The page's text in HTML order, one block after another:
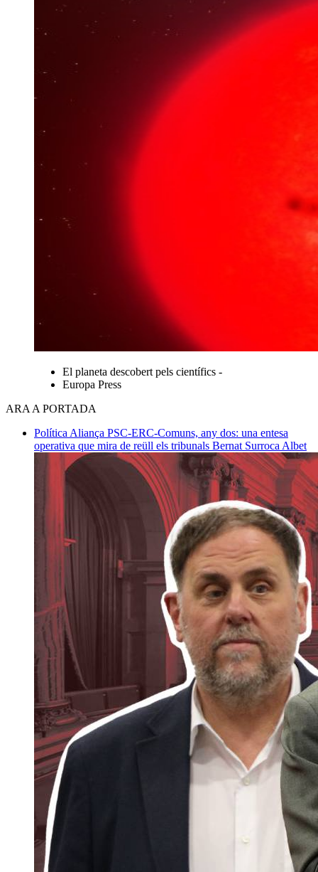
El planeta descobert pels científics -
Europa Press
ARA A PORTADA
Política Aliança PSC-ERC-Comuns, any dos: una entesa
operativa que mira de reüll els tribunals Bernat Surroca Albet